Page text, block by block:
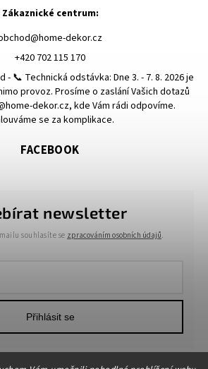
newsletter
souhlasíte se zpracováním osobních údajů.
Přihlásit se
Zákaznické centrum:
@home-dekor.cz
+420 702 115 170
- 📞 Technická odstávka: Dne 3. - 7. 8. 2026 je
provoz. Prosíme o zaslání Vašich dotazů
dekor.cz, kde Vám rádi odpovíme.
se za komplikace.
FACEBOOK